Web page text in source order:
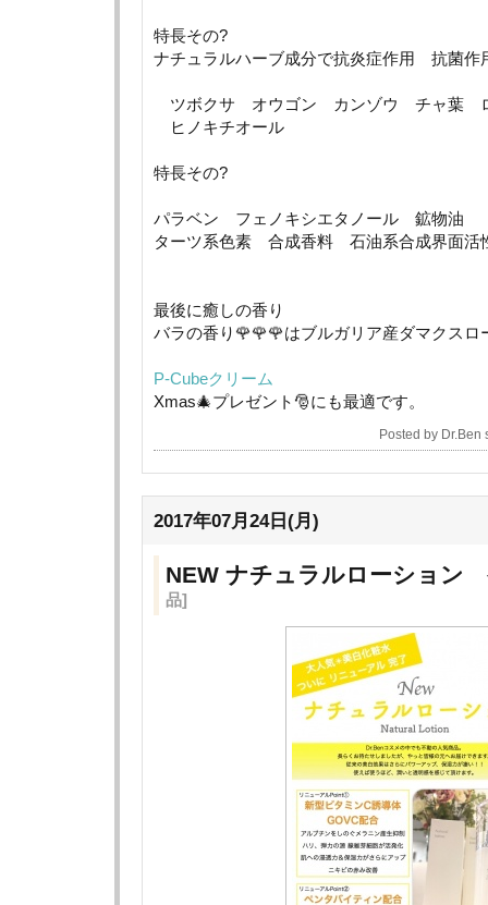
特長その?
ナチュラルハーブ成分で抗炎症作用 抗菌作
ツボクサ オウゴン カンゾウ チャ葉
ヒノキチオール
特長その?
パラベン フェノキシエタノール 鉱物油
ターツ系色素 合成香料 石油系合成界面活
最後に癒しの香り
バラの香り🌹🌹🌹はブルガリア産ダマクスロ
P-Cubeクリーム
Xmas🎄プレゼント🎅にも最適です。
Posted by
2017年07月24日(月)
NEW ナチュラルローション
品]